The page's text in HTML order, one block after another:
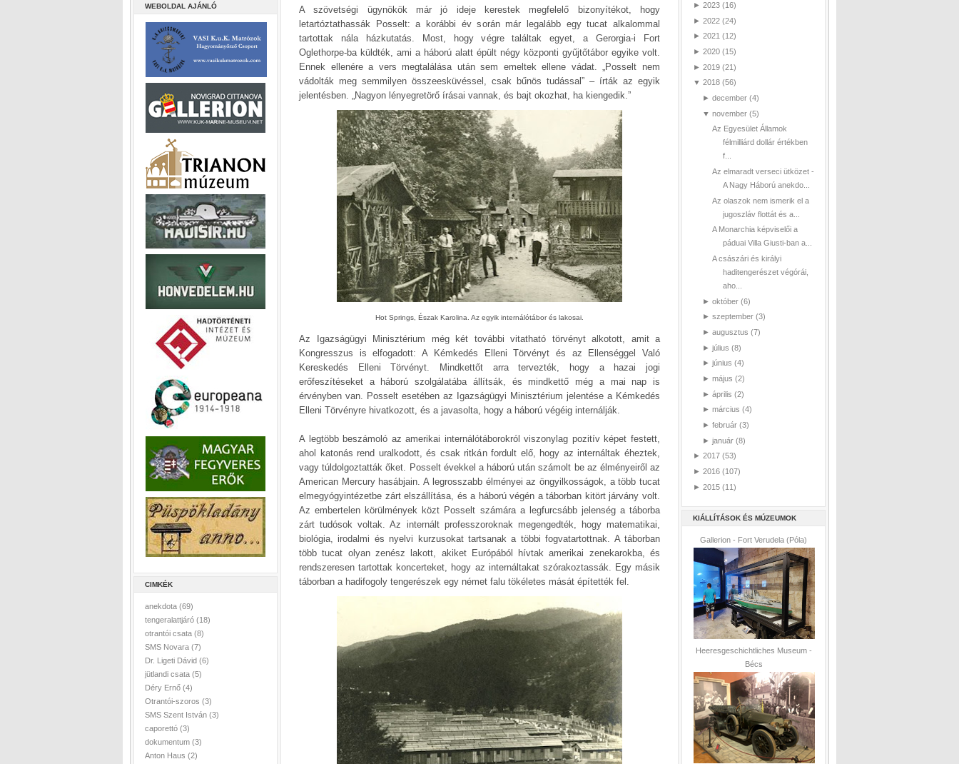
WEBOLDAL AJÁNLÓ
CIMKÉK
anekdota (69)
tengeralattjáró (18)
otrantói csata (8)
SMS Novara (7)
Dr. Ligeti Dávid (6)
jütlandi csata (5)
Déry Ernő (4)
Otrantói-szoros (3)
SMS Szent István (3)
caporettó (3)
dokumentum (3)
Anton Haus (2)
A szövetségi ügynökök már jó ideje kerestek megfelelő bizonyítékot, hogy
letartóztathassák Posselt: a korábbi év során már legalább egy tucat alkalommal
tartottak nála házkutatás. Most, hogy végre találtak egyet, a Gerorgia-i Fort
Oglethorpe-ba küldték, ami a háború alatt épült négy központi gyűjtőtábor egyike volt.
Ennek ellenére a vers megtalálása után sem emeltek ellene vádat. „Posselt nem
vádolták meg semmilyen összeesküvéssel, csak bűnös tudással” – írták az egyik
jelentésben. „Nagyon lényegretörő írásai vannak, és bajt okozhat, ha kiengedik.”
Hot Springs, Észak Karolina. Az egyik internálótábor és lakosai.
Az Igazságügyi Minisztérium még két további vitatható törvényt alkotott, amit a
Kongresszus is elfogadott: A Kémkedés Elleni Törvényt és az Ellenséggel Való
Kereskedés Elleni Törvényt. Mindkettőt arra tervezték, hogy a hazai jogi
erőfeszítéseket a háború szolgálatába állítsák, és mindkettő még a mai nap is
érvényben van. Posselt esetében az Igazságügyi Minisztérium jelentése a Kémkedés
Elleni Törvényre hivatkozott, és a javasolta, hogy a háború végéig internálják.
A legtöbb beszámoló az amerikai internálótáborokról viszonylag pozitív képet festett,
ahol katonás rend uralkodott, és csak ritkán fordult elő, hogy az internáltak éheztek,
vagy túldolgoztatták őket. Posselt évekkel a háború után számolt be az élményeiről az
American Mercury hasábjain. A legrosszabb élményei az öngyilkosságok, a több tucat
elmegyógyintézetbe zárt elszállítása, és a háború végén a táborban kitört járvány volt.
Az embertelen körülmények közt Posselt számára a legfurcsább jelenség a táborba
zárt tudósok voltak. Az internált professzoroknak megengedték, hogy matematikai,
biológia, irodalmi és nyelvi kurzusokat tartsanak a többi fogvatartottnak. A táborban
több tucat olyan zenész lakott, akiket Európából hívtak amerikai zenekarokba, és
rendszeresen tartottak koncerteket, hogy az internáltakat szórakoztassák. Egy másik
táborban a hadifogoly tengerészek egy német falu tökéletes mását építették fel.
► 2023 (16)
► 2022 (24)
► 2021 (12)
► 2020 (15)
► 2019 (21)
▼ 2018 (56)
► december (4)
▼ november (5)
Az Egyesület Államok
félmilliárd dollár értékben
f...
Az elmaradt verseci ütközet -
A Nagy Háború anekdo...
Az olaszok nem ismerik el a
jugoszláv flottát és a...
A Monarchia képviselői a
páduai Villa Giusti-ban a...
A császári és királyi
haditengerészet végórái,
aho...
► október (6)
► szeptember (3)
► augusztus (7)
► július (8)
► június (4)
► május (2)
► április (2)
► március (4)
► február (3)
► január (8)
► 2017 (53)
► 2016 (107)
► 2015 (11)
KIÁLLÍTÁSOK ÉS MÚZEUMOK
Gallerion - Fort Verudela (Póla)
Heeresgeschichtliches Museum -
Bécs